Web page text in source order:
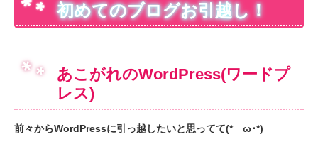
初めてのブログお引越し！
あこがれのWordPress(ワードプ
レス)
前々からWordPressに引っ越したいと思ってて(*ゝω･*)